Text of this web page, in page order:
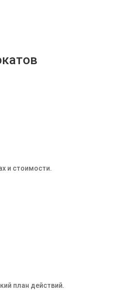
и стоимости.
план действий.